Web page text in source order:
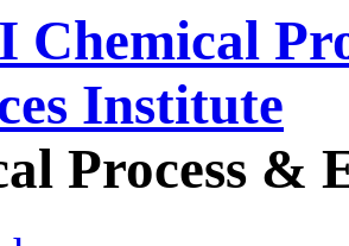
Process &